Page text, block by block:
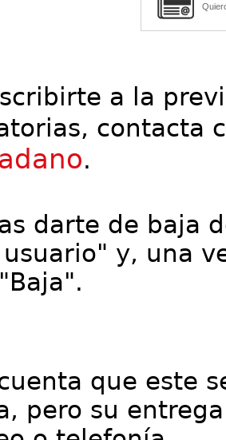
a la
contacta
.
darte de baja
usuario" y, una
que este
pero su